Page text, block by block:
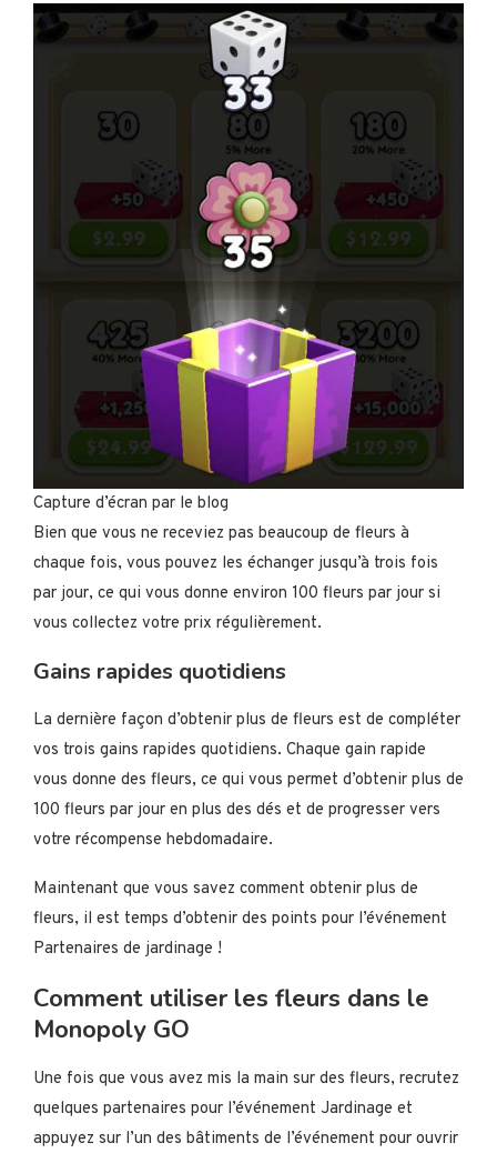
Capture d’écran par le blog
Bien que vous ne receviez pas beaucoup de fleurs à
chaque fois, vous pouvez les échanger jusqu’à trois fois
par jour, ce qui vous donne environ 100 fleurs par jour si
vous collectez votre prix régulièrement.
Gains rapides quotidiens
La dernière façon d’obtenir plus de fleurs est de compléter
vos trois gains rapides quotidiens. Chaque gain rapide
vous donne des fleurs, ce qui vous permet d’obtenir plus de
100 fleurs par jour en plus des dés et de progresser vers
votre récompense hebdomadaire.
Maintenant que vous savez comment obtenir plus de
fleurs, il est temps d’obtenir des points pour l’événement
Partenaires de jardinage !
Comment utiliser les fleurs dans le
Monopoly GO
Une fois que vous avez mis la main sur des fleurs, recrutez
quelques partenaires pour l’événement Jardinage et
appuyez sur l’un des bâtiments de l’événement pour ouvrir